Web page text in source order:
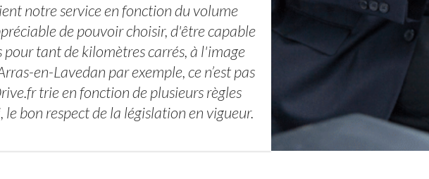
notre service en fonction du volume
de pouvoir choisir, d'être capable
pour tant de kilomètres carrés, à l'image
en-Lavedan par exemple, ce n’est pas
trie en fonction de plusieurs règles
bon respect de la législation en vigueur.